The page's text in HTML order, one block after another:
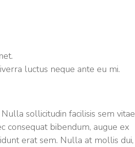
luctus neque ante eu mi.
sollicitudin facilisis sem vitae
consequat bibendum, augue ex
erat sem. Nulla at mollis dui,